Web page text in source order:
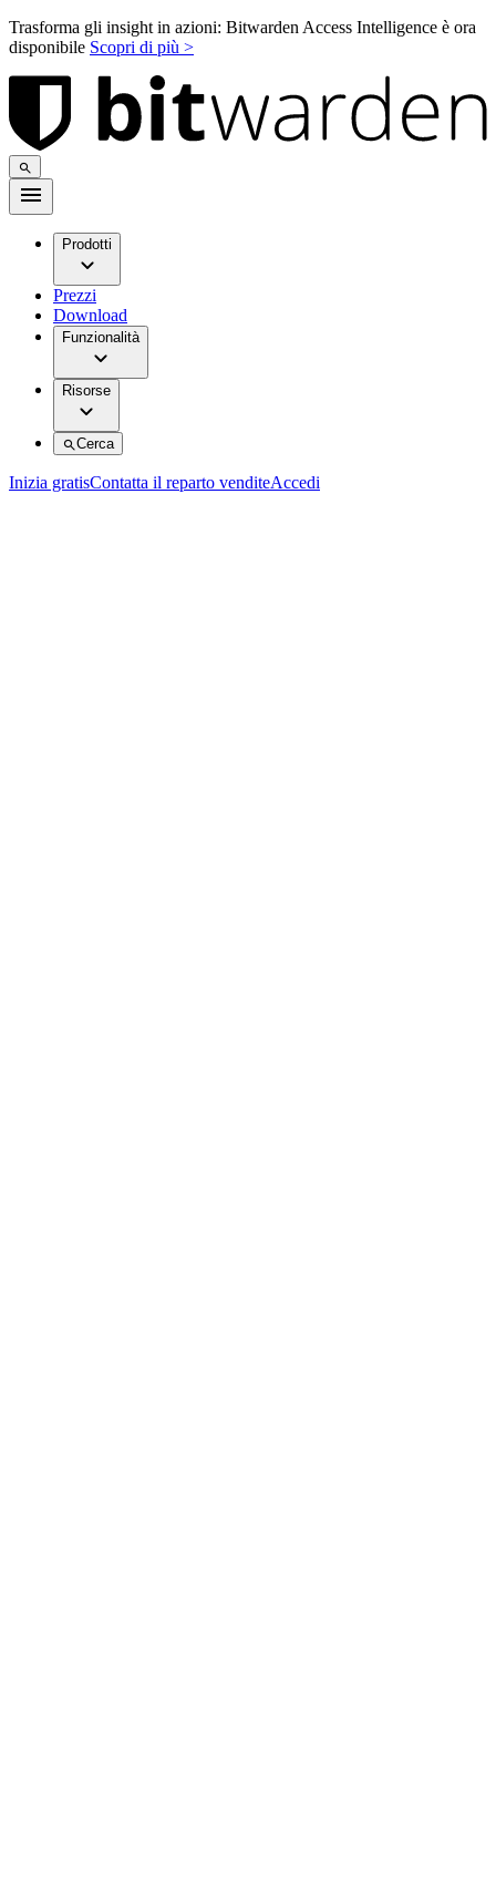
Trasforma gli insight in azioni: Bitwarden Access Intelligence è ora
disponibile Scopri di più >
Prodotti
Prezzi
Download
Funzionalità
Risorse
Cerca
Inizia gratisContatta il reparto venditeAccedi